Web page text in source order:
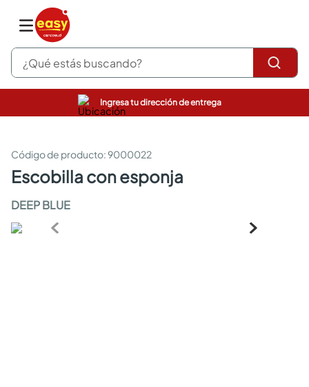
¿Qué estás buscando?
Ingresa tu dirección de entrega
:9000022
escobilla con esponja
DEEP BLUE
pinturas
sanitarios
comedor
pisos
armarios closet